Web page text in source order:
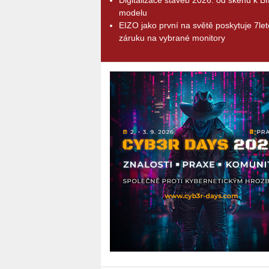
modelu
EIZO jako první na světě poskytuje
záruku na vybrané monitory